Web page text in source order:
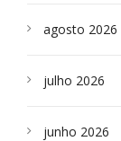
agosto 2026
julho 2026
junho 2026